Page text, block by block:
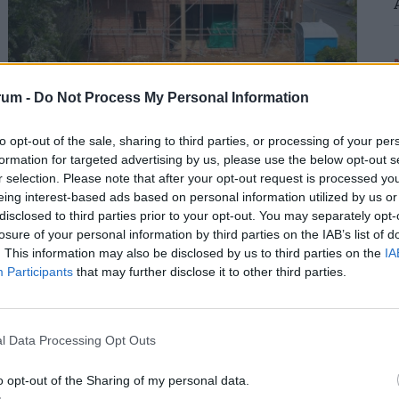
- Do Not Process My Personal Information
opt-out of the sale, sharing to third parties, or processing of your
for targeted advertising by us, please use the below opt-out
selection. Please note that after your opt-out request is processed
interest-based ads based on personal information utilized by us
to third parties prior to your opt-out. You may separately
of your personal information by third parties on the IAB’s list of
This information may also be disclosed by us to third parties on the
Participants that may further disclose it to other third parties.
Data Processing Opt Outs
opt-out of the Sharing of my personal data.
Döbbenetes szakadék a magyar
egyetlen új lakás sem épült a tavasz óta
Az első félévben 22 százalékkal több lakás épült, mint
egy évvel korábban, a kiadott építési engedélyek
száma pedig még nagyobb, 29 százalékos ugrást
mutatott